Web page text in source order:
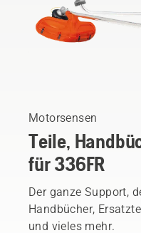
Motorsensen
Teile,
für 336FR
Der ganze Support,
Handbücher,
und vieles mehr.